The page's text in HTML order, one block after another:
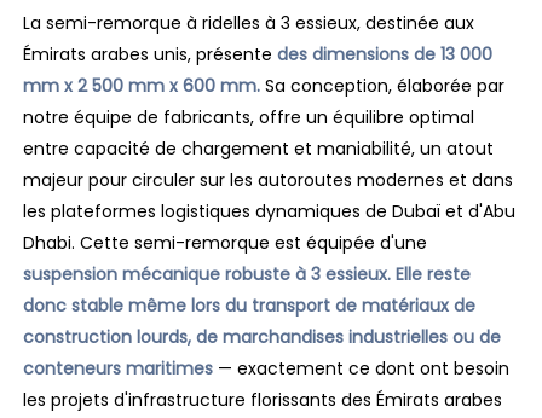
La semi-remorque à ridelles à 3 essieux, destinée aux
Émirats arabes unis, présentedes dimensions de 13 000
mm x 2 500 mm x 600 mm. Sa conception, élaborée par
notre équipe de fabricants, offre un équilibre optimal
entre capacité de chargement et maniabilité, un atout
majeur pour circuler sur les autoroutes modernes et dans
les plateformes logistiques dynamiques de Dubaï et d'Abu
Dhabi. Cette semi-remorque est équipée d'une
suspension mécanique robuste à 3 essieux. Elle reste
donc stable même lors du transport de matériaux de
construction lourds, de marchandises industrielles ou de
conteneurs maritimes — exactement ce dont ont besoin
les projets d'infrastructure florissants des Émirats arabes